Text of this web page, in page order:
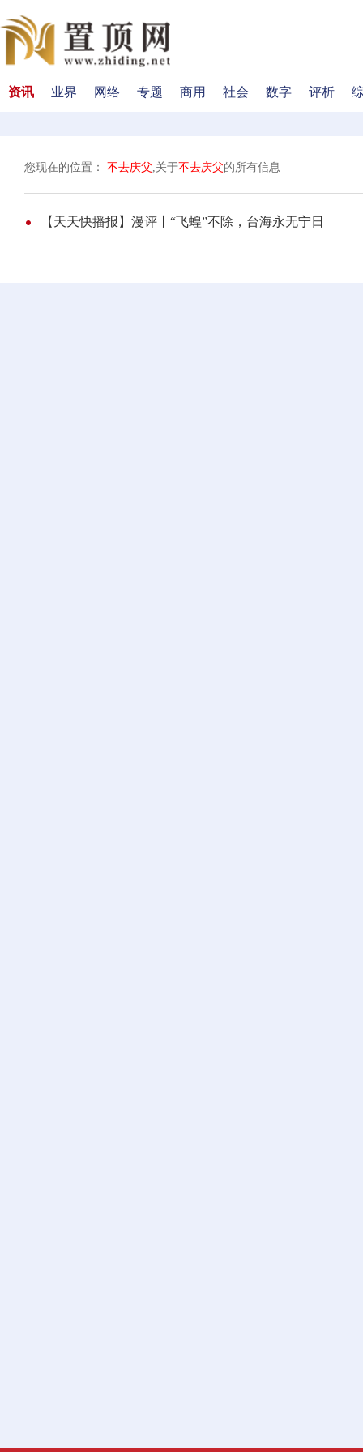
资讯 业界 网络 专题 商用 社会 数字 评析
您现在的位置： 不去庆父,关于不去庆父的所有信息
【天天快播报】漫评丨“飞蝗”不除，台海永无宁日